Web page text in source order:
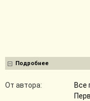
Подробнее
От автора:
Все